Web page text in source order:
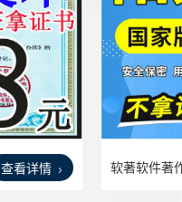
查看详情
软著软件著